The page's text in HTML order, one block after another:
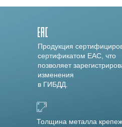
Толщина металла
Продукция
сертификатом EAC, что
позволяет
изменения
в ГИБДД.